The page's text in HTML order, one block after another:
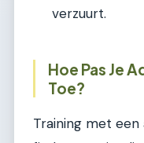
verzuurt.
Hoe Pas Je
Toe?
Training met een